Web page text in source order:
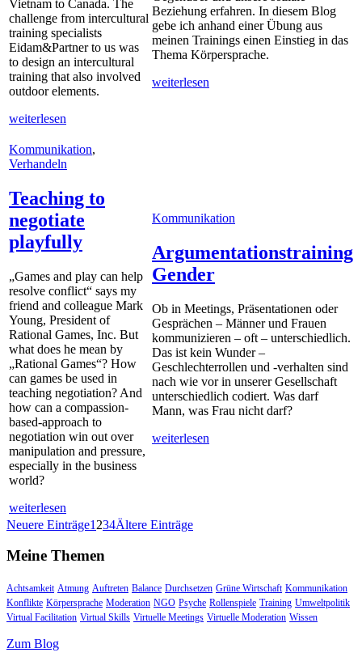
Vietnam to Canada. The
challenge from intercultural
training specialists
Eidam&Partner to us was
to design an intercultural
training that also involved
outdoor elements.
weiterlesen
Beziehung erfahren. In diesem Blog
gebe ich anhand einer Übung aus
meinen Trainings einen Einstieg in das
Thema Körpersprache.
weiterlesen
Kommunikation,
Verhandeln
Teaching to
negotiate
playfully
„Games and play can help
resolve conflict“ says my
friend and colleague Mark
Young, President of
Rational Games, Inc. But
what does he mean by
„Rational Games“? How
can games be used in
teaching negotiation? And
how can a compassion-
based-approach to
negotiation win out over
manipulation and pressure,
especially in the business
world?
weiterlesen
Kommunikation
Argumentationstraining
Gender
Ob in Meetings, Präsentationen oder
Gesprächen – Männer und Frauen
kommunizieren – oft – unterschiedlich.
Das ist kein Wunder –
Geschlechterrollen und -verhalten sind
nach wie vor in unserer Gesellschaft
unterschiedlich codiert. Was darf
Mann, was Frau nicht darf?
weiterlesen
Neuere Einträge1 234Ältere Einträge
Meine Themen
Achtsamkeit Atmung Auftreten Balance Durchsetzen Grüne Wirtschaft Kommunikation
Konflikte Körpersprache Moderation NGO Psyche Rollenspiele Training Umweltpolitik
Virtual Facilitation Virtual Skills Virtuelle Meetings Virtuelle Moderation Wissen
Zum Blog